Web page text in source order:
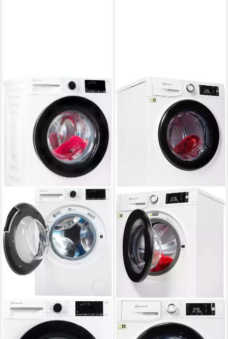
BAUKNECHT
Waschmaschine B WM 9A9
BAUKNECHT
Waschmaschine WM Elite 9A
Kapazität Waschen